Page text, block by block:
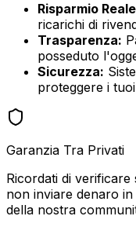
Risparmio
ricarichi di
Trasparenza:
posseduto
Sicurezza:
proteggere i
Garanzia Tra Privati
Ricordati di
non inviare denaro
della nostra